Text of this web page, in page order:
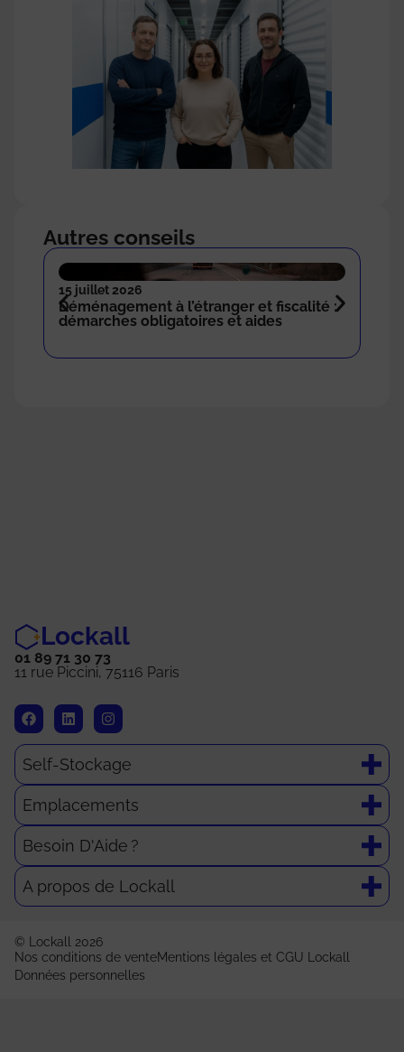
Autres conseils
15 juillet 2026
Déménagement à l’étranger et fiscalité :
démarches obligatoires et aides
Lockall
01 89 71 30 73
11 rue Piccini, 75116 Paris
Self-Stockage
Emplacements
Besoin D'Aide ?
A propos de Lockall
© Lockall 2026
Nos conditions de venteMentions légales et CGU Lockall
Données personnelles